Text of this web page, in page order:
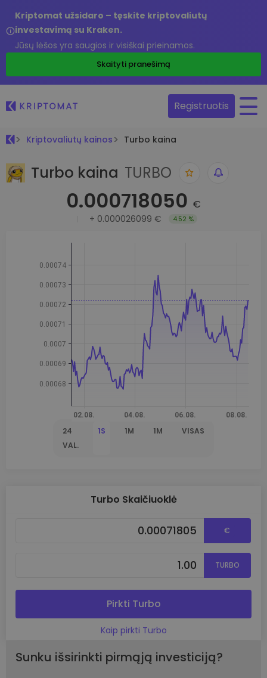
Kriptomat užsidaro – tęskite kriptovaliutų
investavimą su Kraken.
Jūsų lėšos yra saugios ir visiškai prieinamos.
Skaityti pranešimą
Registruotis
Kriptovaliutų kainos Turbo kaina
Turbo kaina TURBO
0.000718050 €
+ 0.000026099 € 4.52 %
24
VAL.
1S 1M 1M VISAS
Turbo Skaičiuoklė
€
TURBO
Pirkti Turbo
Kaip pirkti Turbo
Sunku išsirinkti pirmąją investiciją?